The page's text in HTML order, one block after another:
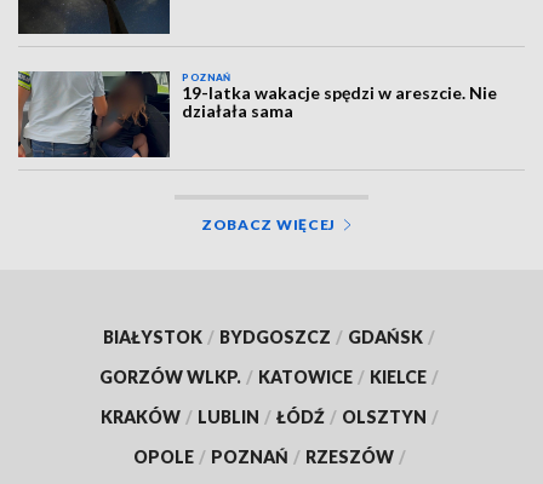
POZNAŃ
19-latka wakacje spędzi w areszcie. Nie
działała sama
ZOBACZ WIĘCEJ
BIAŁYSTOK / BYDGOSZCZ / GDAŃSK /
GORZÓW WLKP. / KATOWICE / KIELCE /
KRAKÓW / LUBLIN / ŁÓDŹ / OLSZTYN /
OPOLE / POZNAŃ / RZESZÓW /